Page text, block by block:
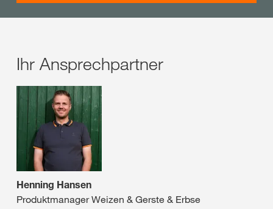
Ihr Ansprechpartner
Henning Hansen
Produktmanager Weizen & Gerste & Erbse